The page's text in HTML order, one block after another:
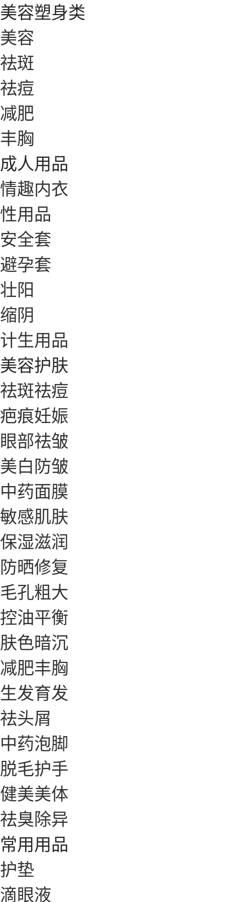
美容塑身类
美容
祛斑
祛痘
减肥
丰胸
成人用品
情趣内衣
性用品
安全套
避孕套
壮阳
缩阴
计生用品
美容护肤
祛斑祛痘
疤痕妊娠
眼部祛皱
美白防皱
中药面膜
敏感肌肤
保湿滋润
防晒修复
毛孔粗大
控油平衡
肤色暗沉
减肥丰胸
生发育发
祛头屑
中药泡脚
脱毛护手
健美美体
祛臭除异
常用用品
护垫
滴眼液